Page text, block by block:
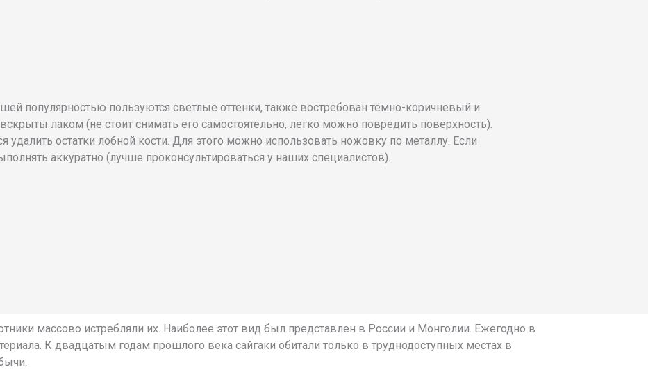
популярностью пользуются светлые оттенки, также востребован тёмно-коричневый и
лаком (не стоит снимать его самостоятельно, легко можно повредить поверхность).
удалить остатки лобной кости. Для этого можно использовать ножовку по металлу. Если
аккуратно (лучше проконсультироваться у наших специалистов).
массово истребляли их. Наиболее этот вид был представлен в России и Монголии. Ежегодно в
К двадцатым годам прошлого века сайгаки обитали только в труднодоступных местах в